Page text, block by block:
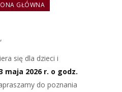
GŁÓWNA
się dla dzieci i
maja 2026 r. o godz.
do poznania